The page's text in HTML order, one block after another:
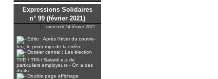
Expressions Solidaires
n° 99 (février 2021)
mercredi 24 février 2021
Edito : Après l’hiver du couvre-
feu, le printemps de la colère !
Dossier central : Les élection
TPE / TPA / Salarié.e.s de
particuliers employeurs - On a des
droits
Double page affichage :